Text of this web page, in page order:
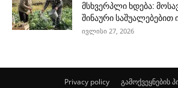
მსხვერპლი ხდება:
შინაური საშუალებებით
ივლისი 27, 2026
Privacy policy გამოქვეყნების